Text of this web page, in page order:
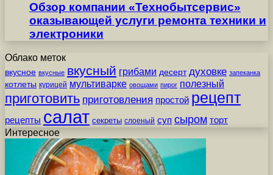
Обзор компании «Технобытсервис»
оказывающей услуги ремонта техники и
электроники
Облако меток
вкусное вкусные вкусный грибами десерт духовке запеканка
котлеты курицей мультиварке овощами пирог полезный
приготовить приготовления простой рецепт
рецепты салат секреты слоеный суп сыром торт
Интересное